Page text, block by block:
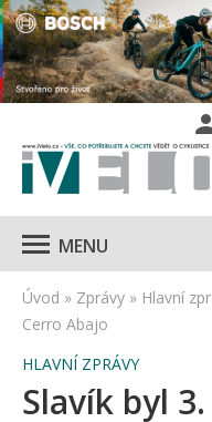
MENU
Úvod » Zprávy » Hlavní
Cerro Abajo
HLAVNÍ ZPRÁVY
Slavík byl